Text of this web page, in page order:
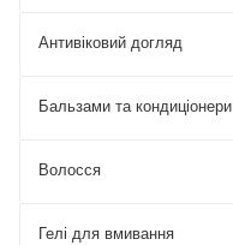
Антивіковий догляд
Бальзами та кондиціонери
Волосся
Гелі для вмивання